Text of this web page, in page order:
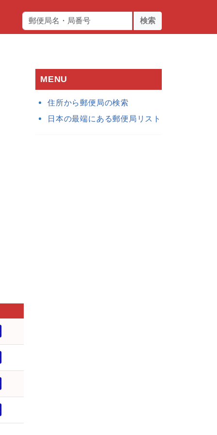
検索
MENU
住所から郵便局の検索
日本の最端にある郵便局リスト